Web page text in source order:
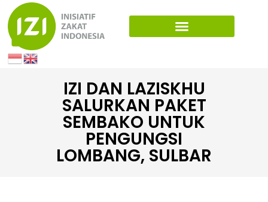
IZI DAN LAZISKHU
SALURKAN PAKET
SEMBAKO UNTUK
PENGUNGSI
LOMBANG, SULBAR